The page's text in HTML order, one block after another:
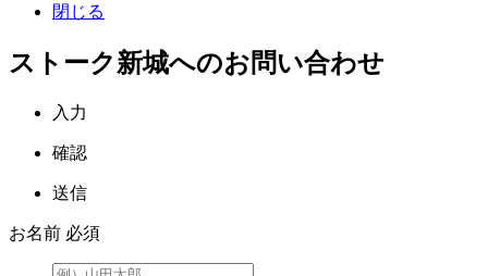
閉じる
ストーク新城へのお問い合わせ
入力
確認
送信
お名前 必須